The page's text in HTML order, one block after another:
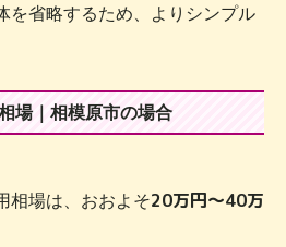
を省略するため、よりシンプル
場｜相模原市の場合
相場は、おおよそ20万円〜40万